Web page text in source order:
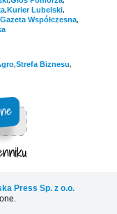
,Kurier Lubelski,
Gazeta Współczesna,
,Strefa Biznesu,
Press Sp. z o.o.